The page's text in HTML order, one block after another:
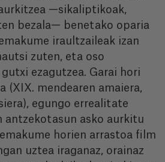
—sikaliptikoak,
bezala— benetako oparia
iraultzaileak izan
zuten, eta oso
ezagutzea. Garai hori
(XIX. mendearen amaiera,
egungo errealitate
antzekotasun asko aurkitu
horien arrastoa film
uztea iraganaz, orainaz